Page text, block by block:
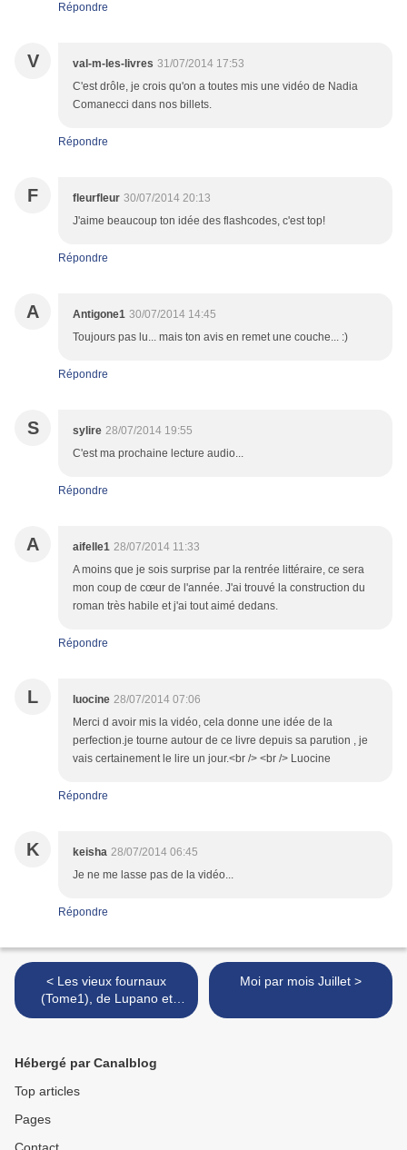
Répondre
V val-m-les-livres 31/07/2014 17:53
C'est drôle, je crois qu'on a toutes mis une vidéo de Nadia
Comanecci dans nos billets.
Répondre
F fleurfleur 30/07/2014 20:13
J'aime beaucoup ton idée des flashcodes, c'est top!
Répondre
A Antigone1 30/07/2014 14:45
Toujours pas lu... mais ton avis en remet une couche... :)
Répondre
S sylire 28/07/2014 19:55
C'est ma prochaine lecture audio...
Répondre
A aifelle1 28/07/2014 11:33
A moins que je sois surprise par la rentrée littéraire, ce sera
mon coup de cœur de l'année. J'ai trouvé la construction du
roman très habile et j'ai tout aimé dedans.
Répondre
L luocine 28/07/2014 07:06
Merci d avoir mis la vidéo, cela donne une idée de la
perfection.je tourne autour de ce livre depuis sa parution , je
vais certainement le lire un jour.<br /> <br /> Luocine
Répondre
K keisha 28/07/2014 06:45
Je ne me lasse pas de la vidéo...
Répondre
< Les vieux fournaux
(Tome1), de Lupano et
Cauuet
Moi par mois Juillet >
Hébergé par Canalblog
Top articles
Pages